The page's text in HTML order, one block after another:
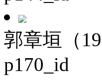
郭章垣（
p170_id